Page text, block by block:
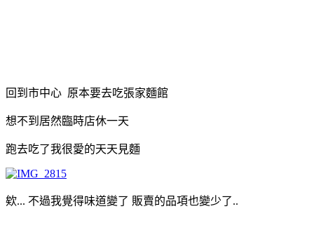
回到市中心 原本要去吃張家麵館
想不到居然臨時店休一天
跑去吃了我很愛的天天見麵
欸... 不過我覺得味道變了 販賣的品項也變少了..